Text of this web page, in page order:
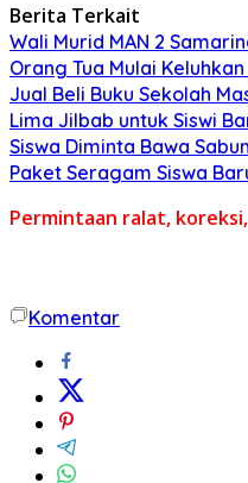
Berita Terkait
Wali Murid MAN 2
Orang Tua Mulai
Jual Beli Buku Sekolah
Lima Jilbab untuk Siswi
Siswa Diminta Bawa
Paket Seragam Siswa
Permintaan ralat,
Komentar